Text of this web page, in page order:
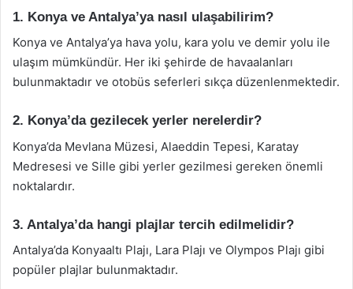
1. Konya ve Antalya’ya nasıl ulaşabilirim?
Konya ve Antalya’ya hava yolu, kara yolu ve demir yolu ile
ulaşım mümkündür. Her iki şehirde de havaalanları
bulunmaktadır ve otobüs seferleri sıkça düzenlenmektedir.
2. Konya’da gezilecek yerler nerelerdir?
Konya’da Mevlana Müzesi, Alaeddin Tepesi, Karatay
Medresesi ve Sille gibi yerler gezilmesi gereken önemli
noktalardır.
3. Antalya’da hangi plajlar tercih edilmelidir?
Antalya’da Konyaaltı Plajı, Lara Plajı ve Olympos Plajı gibi
popüler plajlar bulunmaktadır.